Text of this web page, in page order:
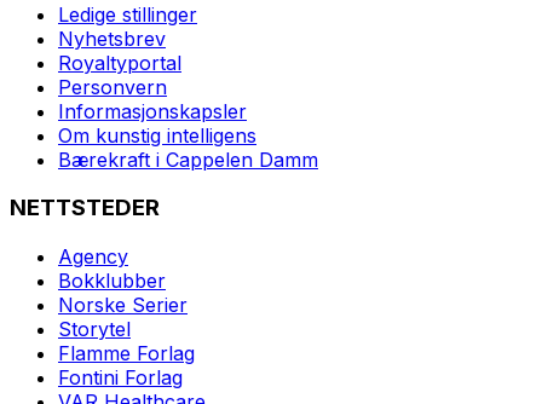
Ledige stillinger
Nyhetsbrev
Royaltyportal
Personvern
Informasjonskapsler
Om kunstig intelligens
Bærekraft i Cappelen Damm
NETTSTEDER
Agency
Bokklubber
Norske Serier
Storytel
Flamme Forlag
Fontini Forlag